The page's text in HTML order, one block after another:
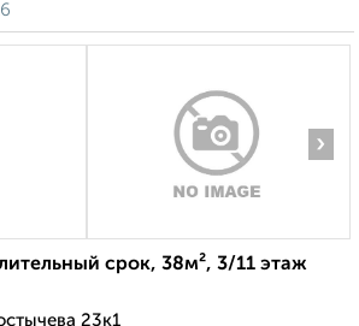
›
срок, 38м², 3/11 этаж
23к1